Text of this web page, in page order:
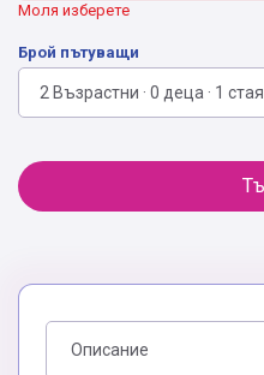
Моля изберете
Брой пътуващи
2 Възрастни · 0 деца · 1 стая
Описание